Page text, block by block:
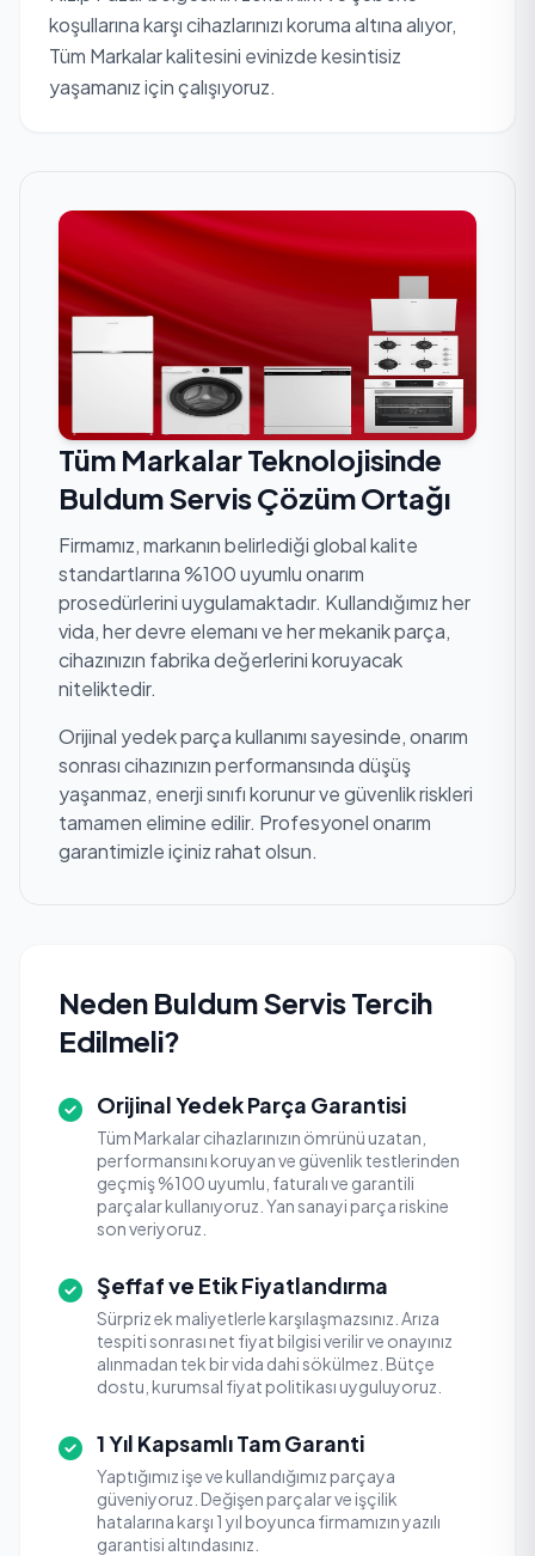
koşullarına karşı cihazlarınızı koruma altına alıyor,
Tüm Markalar kalitesini evinizde kesintisiz
yaşamanız için çalışıyoruz.
Tüm Markalar Teknolojisinde
Buldum Servis Çözüm Ortağı
Firmamız, markanın belirlediği global kalite
standartlarına %100 uyumlu onarım
prosedürlerini uygulamaktadır. Kullandığımız her
vida, her devre elemanı ve her mekanik parça,
cihazınızın fabrika değerlerini koruyacak
niteliktedir.
Orijinal yedek parça kullanımı sayesinde, onarım
sonrası cihazınızın performansında düşüş
yaşanmaz, enerji sınıfı korunur ve güvenlik riskleri
tamamen elimine edilir. Profesyonel onarım
garantimizle içiniz rahat olsun.
Neden Buldum Servis Tercih
Edilmeli?
Orijinal Yedek Parça Garantisi
Tüm Markalar cihazlarınızın ömrünü uzatan,
performansını koruyan ve güvenlik testlerinden
geçmiş %100 uyumlu, faturalı ve garantili
parçalar kullanıyoruz. Yan sanayi parça riskine
son veriyoruz.
Şeffaf ve Etik Fiyatlandırma
Sürpriz ek maliyetlerle karşılaşmazsınız. Arıza
tespiti sonrası net fiyat bilgisi verilir ve onayınız
alınmadan tek bir vida dahi sökülmez. Bütçe
dostu, kurumsal fiyat politikası uyguluyoruz.
1 Yıl Kapsamlı Tam Garanti
Yaptığımız işe ve kullandığımız parçaya
güveniyoruz. Değişen parçalar ve işçilik
hatalarına karşı 1 yıl boyunca firmamızın yazılı
garantisi altındasınız.